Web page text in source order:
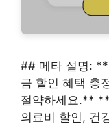
## 메타 설명: **
금 할인 혜택 총
절약하세요.**
의료비 할인, 건